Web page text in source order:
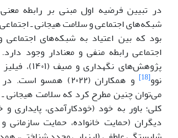
در تبیین فرضیه اول مبنی بر رابطه
شبکه‌های اجتماعی و سلامت هیجانی ـ
بود که بین اعتیاد به شبکه‌های
اجتماعی رابطه منفی و معنادار وجود دارد.
نوو[18]
و همکاران (۲۰۲۲) همسو
کلی؛ باور به خود (خودکارآمدی، پایداری و
دیگران (حمایت خانواده، حمایت سازمانی